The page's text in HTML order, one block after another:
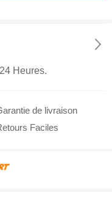
Heures.
de livraison
Faciles